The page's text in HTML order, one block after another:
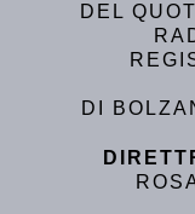
DEL
DI